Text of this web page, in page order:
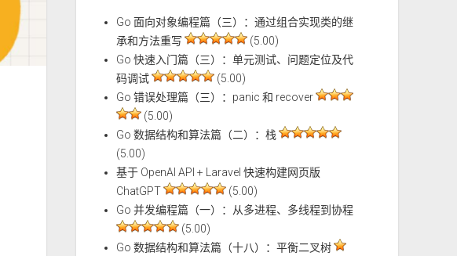
Go 面向对象编程篇（三）：通过组合实现类的继
承和方法重写
(5.00)
Go 快速入门篇（三）：单元测试、问题定位及代
码调试
(5.00)
Go 错误处理篇（三）：panic 和 recover
(5.00)
Go 数据结构和算法篇（二）：栈
(5.00)
基于 OpenAI API + Laravel 快速构建网页版
ChatGPT
(5.00)
Go 并发编程篇（一）：从多进程、多线程到协程
(5.00)
Go 数据结构和算法篇（十八）：平衡二叉树